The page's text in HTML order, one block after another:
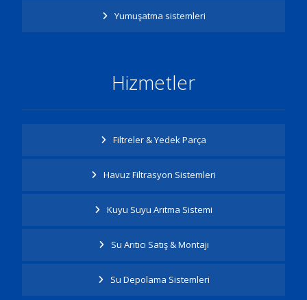
Yumuşatma sistemleri
Hizmetler
Filtreler & Yedek Parça
Havuz Filtrasyon Sistemleri
Kuyu Suyu Arıtma Sistemi
Su Arıtıcı Satış & Montajı
Su Depolama Sistemleri